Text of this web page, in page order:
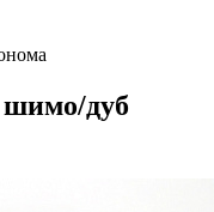
шимо/дуб